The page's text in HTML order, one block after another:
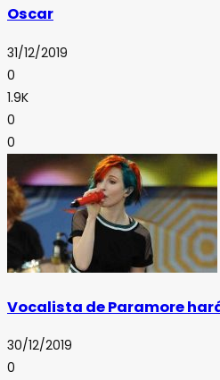
Oscar
31/12/2019
0
1.9K
0
0
Vocalista de Paramore
30/12/2019
0